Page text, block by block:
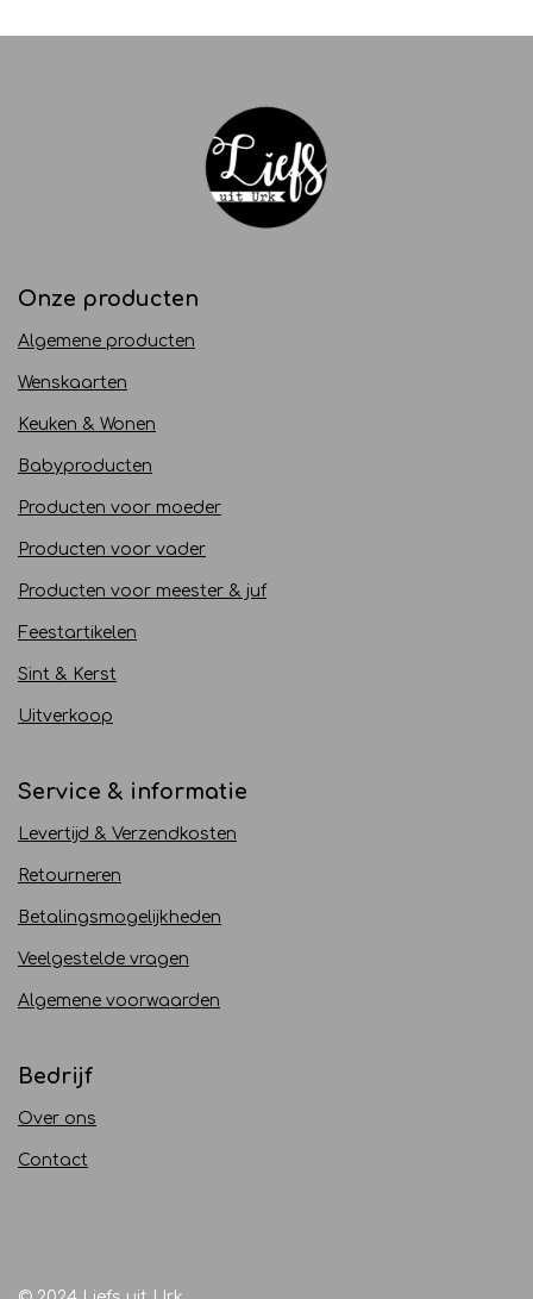
Onze producten
Algemene producten
Wenskaarten
Keuken & Wonen
Babyproducten
Producten voor moeder
Producten voor vader
Producten voor meester & juf
Feestartikelen
Sint & Kerst
Uitverkoop
Service & informatie
Levertijd & Verzendkosten
Retourneren
Betalingsmogelijkheden
Veelgestelde vragen
Algemene voorwaarden
Bedrijf
Over ons
Contact